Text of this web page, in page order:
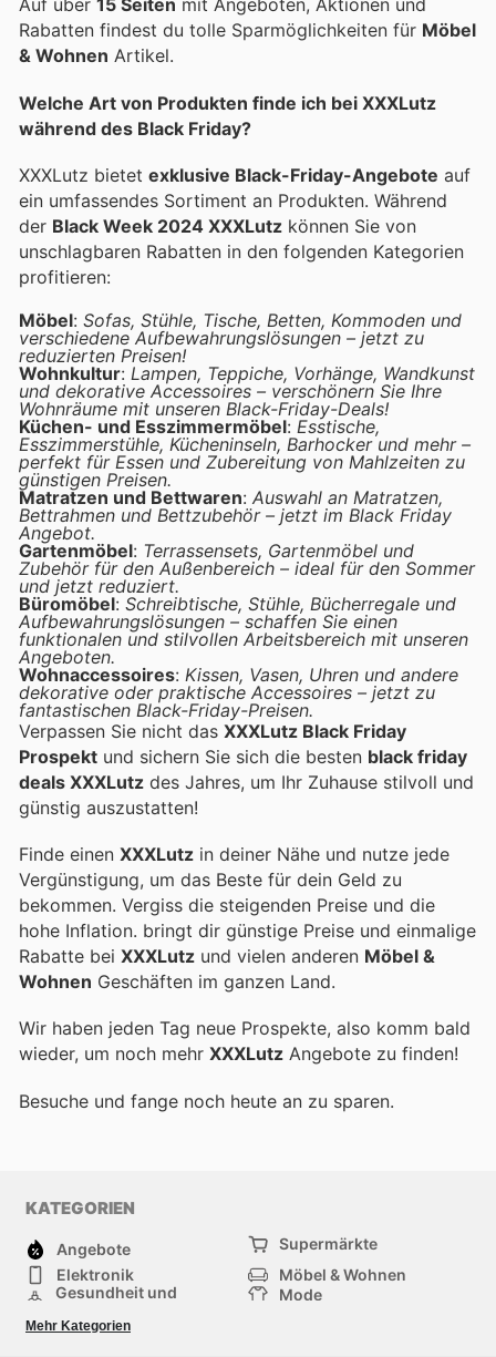
Auf über 15 Seiten mit Angeboten, Aktionen und
Rabatten findest du tolle Sparmöglichkeiten für Möbel
& Wohnen Artikel.
Welche Art von Produkten finde ich bei XXXLutz
während des Black Friday?
XXXLutz bietet exklusive Black-Friday-Angebote auf
ein umfassendes Sortiment an Produkten. Während
der Black Week 2024 XXXLutz können Sie von
unschlagbaren Rabatten in den folgenden Kategorien
profitieren:
Möbel: Sofas, Stühle, Tische, Betten, Kommoden und
verschiedene Aufbewahrungslösungen – jetzt zu
reduzierten Preisen!
Wohnkultur: Lampen, Teppiche, Vorhänge, Wandkunst
und dekorative Accessoires – verschönern Sie Ihre
Wohnräume mit unseren Black-Friday-Deals!
Küchen- und Esszimmermöbel: Esstische,
Esszimmerstühle, Kücheninseln, Barhocker und mehr –
perfekt für Essen und Zubereitung von Mahlzeiten zu
günstigen Preisen.
Matratzen und Bettwaren: Auswahl an Matratzen,
Bettrahmen und Bettzubehör – jetzt im Black Friday
Angebot.
Gartenmöbel: Terrassensets, Gartenmöbel und
Zubehör für den Außenbereich – ideal für den Sommer
und jetzt reduziert.
Büromöbel: Schreibtische, Stühle, Bücherregale und
Aufbewahrungslösungen – schaffen Sie einen
funktionalen und stilvollen Arbeitsbereich mit unseren
Angeboten.
Wohnaccessoires: Kissen, Vasen, Uhren und andere
dekorative oder praktische Accessoires – jetzt zu
fantastischen Black-Friday-Preisen.
Verpassen Sie nicht das XXXLutz Black Friday
Prospekt und sichern Sie sich die besten black friday
deals XXXLutz des Jahres, um Ihr Zuhause stilvoll und
günstig auszustatten!
Finde einen XXXLutz in deiner Nähe und nutze jede
Vergünstigung, um das Beste für dein Geld zu
bekommen. Vergiss die steigenden Preise und die
hohe Inflation. bringt dir günstige Preise und einmalige
Rabatte bei XXXLutz und vielen anderen Möbel &
Wohnen Geschäften im ganzen Land.
Wir haben jeden Tag neue Prospekte, also komm bald
wieder, um noch mehr XXXLutz Angebote zu finden!
Besuche und fange noch heute an zu sparen.
KATEGORIEN
Angebote
Supermärkte
Elektronik
Möbel & Wohnen
Gesundheit und
Mode
Sportartikel und
Sportbekleidung
Mehr Kategorien